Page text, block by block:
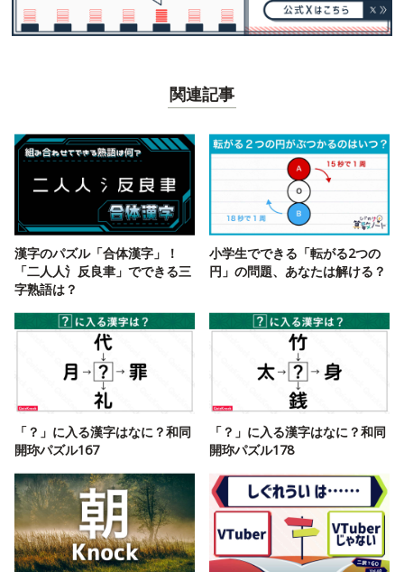
関連記事
漢字のパズル「合体漢字」！
「二人人氵反良聿」でできる三
字熟語は？
小学生でできる「転がる2つの
円」の問題、あなたは解ける？
「？」に入る漢字はなに？和同
開珎パズル167
「？」に入る漢字はなに？和同
開珎パズル178